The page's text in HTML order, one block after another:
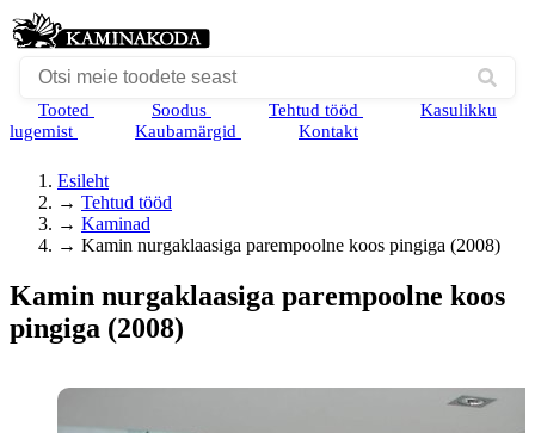
Tooted Soodus Tehtud tööd
Kasulikku
lugemist
Kaubamärgid Kontakt
Esileht
→ Tehtud tööd
→ Kaminad
→ Kamin nurgaklaasiga parempoolne koos pingiga (2008)
Kamin nurgaklaasiga parempoolne koos
pingiga (2008)